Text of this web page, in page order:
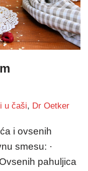
u čaši, Dr Oetker
i ovsenih
smesu: ·
pahuljica